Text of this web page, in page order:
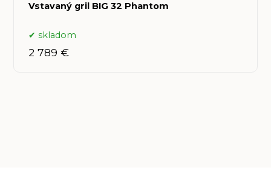
Vstavaný gril BIG 32 Phantom
skladom
2 789 €